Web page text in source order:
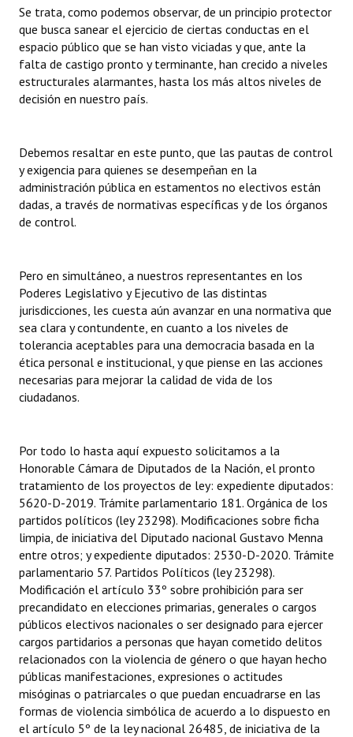
Se trata, como podemos observar, de un principio protector
que busca sanear el ejercicio de ciertas conductas en el
espacio público que se han visto viciadas y que, ante la
falta de castigo pronto y terminante, han crecido a niveles
estructurales alarmantes, hasta los más altos niveles de
decisión en nuestro país.
Debemos resaltar en este punto, que las pautas de control
y exigencia para quienes se desempeñan en la
administración pública en estamentos no electivos están
dadas, a través de normativas específicas y de los órganos
de control.
Pero en simultáneo, a nuestros representantes en los
Poderes Legislativo y Ejecutivo de las distintas
jurisdicciones, les cuesta aún avanzar en una normativa que
sea clara y contundente, en cuanto a los niveles de
tolerancia aceptables para una democracia basada en la
ética personal e institucional, y que piense en las acciones
necesarias para mejorar la calidad de vida de los
ciudadanos.
Por todo lo hasta aquí expuesto solicitamos a la
Honorable Cámara de Diputados de la Nación, el pronto
tratamiento de los proyectos de ley: expediente diputados:
5620-D-2019. Trámite parlamentario 181. Orgánica de los
partidos políticos (ley 23298). Modificaciones sobre ficha
limpia, de iniciativa del Diputado nacional Gustavo Menna
entre otros; y expediente diputados: 2530-D-2020. Trámite
parlamentario 57. Partidos Políticos (ley 23298).
Modificación el artículo 33º sobre prohibición para ser
precandidato en elecciones primarias, generales o cargos
públicos electivos nacionales o ser designado para ejercer
cargos partidarios a personas que hayan cometido delitos
relacionados con la violencia de género o que hayan hecho
públicas manifestaciones, expresiones o actitudes
misóginas o patriarcales o que puedan encuadrarse en las
formas de violencia simbólica de acuerdo a lo dispuesto en
el artículo 5º de la ley nacional 26485, de iniciativa de la